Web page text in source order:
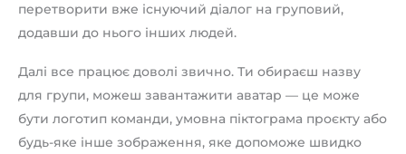
перетворити вже існуючий діалог на груповий,
додавши до нього інших людей.
Далі все працює доволі звично. Ти обираєш назву
для групи, можеш завантажити аватар — це може
бути логотип команди, умовна піктограма проєкту або
будь-яке інше зображення, яке допоможе швидко